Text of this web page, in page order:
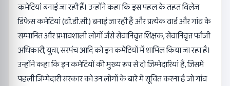
कमेटियां बनाई जा रही हैं। उन्होंने कहा कि इस पहल के तहत विलेज
डिफेंस कमेटियां (वी.डी.सी.) बनाई जा रही हैं और प्रत्येक वार्ड और गांव के
सम्मानित और प्रभावशाली लोगों जैसे सेवानिवृत्त शिक्षक, सेवानिवृत्त फौजी
अधिकारी, युवा, सरपंच आदि को इन कमेटियों में शामिल किया जा रहा है।
उन्होंने कहा कि इन कमेटियों की मुख्य रूप से दो जिम्मेदारियां हैं, जिसमें
पहली जिम्मेदारी सरकार को उन लोगों के बारे में सूचित करना है जो गांव